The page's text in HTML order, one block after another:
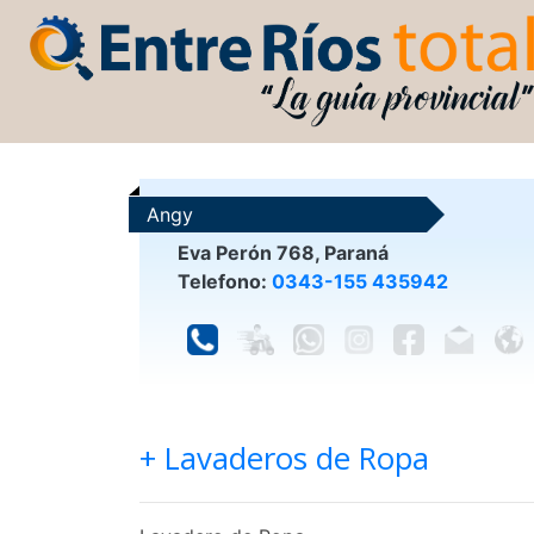
Angy
Eva Perón 768, Paraná
Telefono: 0343-155 435942
+ Lavaderos de Ropa